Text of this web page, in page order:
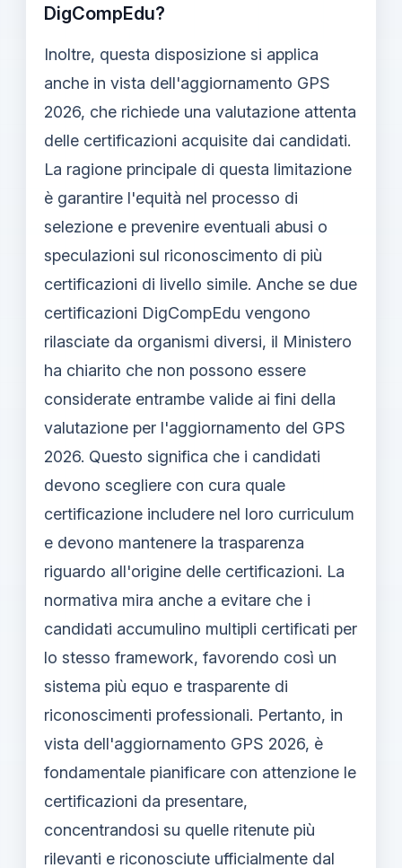
DigCompEdu?
Inoltre, questa disposizione si applica
anche in vista dell'aggiornamento GPS
2026, che richiede una valutazione attenta
delle certificazioni acquisite dai candidati.
La ragione principale di questa limitazione
è garantire l'equità nel processo di
selezione e prevenire eventuali abusi o
speculazioni sul riconoscimento di più
certificazioni di livello simile. Anche se due
certificazioni DigCompEdu vengono
rilasciate da organismi diversi, il Ministero
ha chiarito che non possono essere
considerate entrambe valide ai fini della
valutazione per l'aggiornamento del GPS
2026. Questo significa che i candidati
devono scegliere con cura quale
certificazione includere nel loro curriculum
e devono mantenere la trasparenza
riguardo all'origine delle certificazioni. La
normativa mira anche a evitare che i
candidati accumulino multipli certificati per
lo stesso framework, favorendo così un
sistema più equo e trasparente di
riconoscimenti professionali. Pertanto, in
vista dell'aggiornamento GPS 2026, è
fondamentale pianificare con attenzione le
certificazioni da presentare,
concentrandosi su quelle ritenute più
rilevanti e riconosciute ufficialmente dal